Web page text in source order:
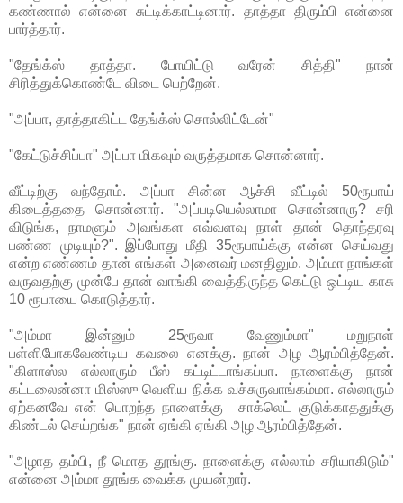
கண்ணால் என்னை சுட்டிக்காட்டினார். தாத்தா திரும்பி என்னை
பார்த்தார்.
"தேங்க்ஸ் தாத்தா. போயிட்டு வரேன் சித்தி" நான்
சிரித்துக்கொண்டே விடை பெற்றேன்.
"அப்பா, தாத்தாகிட்ட தேங்க்ஸ் சொல்லிட்டேன்"
"கேட்டுச்சிப்பா" அப்பா மிகவும் வருத்தமாக சொன்னார்.
வீட்டிற்கு வந்தோம். அப்பா சின்ன ஆச்சி வீட்டில் 50ரூபாய்
கிடைத்ததை சொன்னார். "அப்படியெல்லாமா சொன்னாரு? சரி
விடுங்க, நாமளும் அவங்கள எவ்வளவு நாள் தான் தொந்தரவு
பண்ண முடியும்?". இப்போது மீதி 35ரூபாய்க்கு என்ன செய்வது
என்ற எண்ணம் தான் எங்கள் அனைவர் மனதிலும். அம்மா நாங்கள்
வருவதற்கு முன்பே தான் வாங்கி வைத்திருந்த கெட்டு ஒட்டிய காசு
10 ரூபாயை கொடுத்தார்.
"அம்மா இன்னும் 25ரூவா வேணும்மா" மறுநாள்
பள்ளிபோகவேண்டிய கவலை எனக்கு. நான் அழ ஆரம்பித்தேன்.
"கிளாஸ்ல எல்லாரும் பீஸ் கட்டிட்டாங்கப்பா. நாளைக்கு நான்
கட்டலைன்னா மிஸ்ஸு வெளிய நிக்க வச்சுருவாங்கம்மா. எல்லாரும்
ஏற்கனவே என் பொறந்த நாளைக்கு சாக்லெட் குடுக்காததுக்கு
கிண்டல் செய்றங்க" நான் ஏங்கி ஏங்கி அழ ஆரம்பித்தேன்.
"அழாத தம்பி, நீ மொத தூங்கு. நாளைக்கு எல்லாம் சரியாகிடும்"
என்னை அம்மா தூங்க வைக்க முயன்றார்.